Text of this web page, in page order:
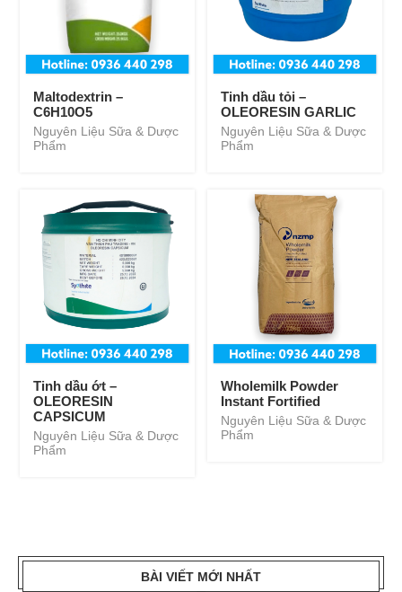
Maltodextrin –
C6H10O5
Nguyên Liệu Sữa & Dược
Phẩm
Tinh dầu tỏi –
OLEORESIN GARLIC
Nguyên Liệu Sữa & Dược
Phẩm
Tinh dầu ớt –
OLEORESIN
CAPSICUM
Nguyên Liệu Sữa & Dược
Phẩm
Wholemilk Powder
Instant Fortified
Nguyên Liệu Sữa & Dược
Phẩm
BÀI VIẾT MỚI NHẤT